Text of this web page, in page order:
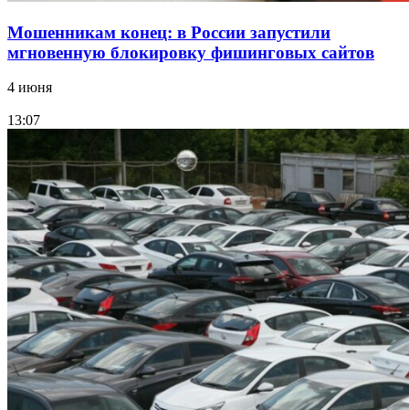
Мошенникам конец: в России запустили
мгновенную блокировку фишинговых сайтов
4 июня
13:07